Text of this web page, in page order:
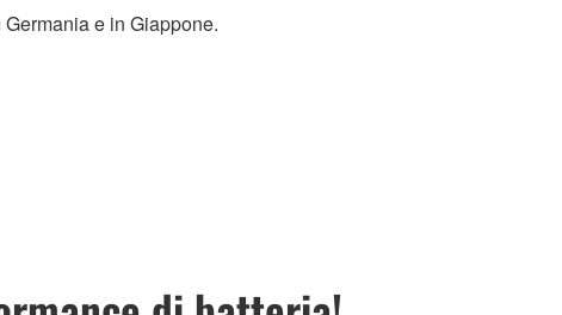
e in Giappone.